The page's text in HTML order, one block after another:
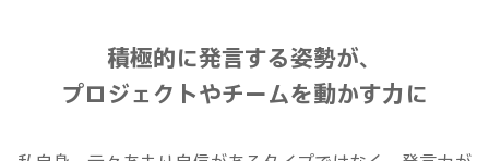
積極的に発言する姿勢が、
プロジェクトやチームを動かす力に